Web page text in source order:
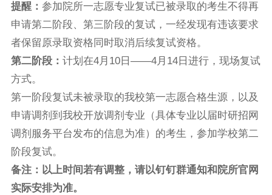
提醒： 参加院所一志愿专业复试已被录取的考生不得再
申请第二阶段、第三阶段的复试，一经发现有违该要求
者保留原录取资格同时取消后续复试资格。
第二阶段 ： 计划在4月10日——4月14日进行，现场复试
方式。
第一阶段复试未被录取的我校第一志愿合格生源，以及
申请调剂到我校开放调剂专业（具体专业以届时研招网
调剂服务平台发布的信息为准）的考生，参加学校第二
阶段复试。
备注：以上时间若有调整， 请以钉钉群通知和院所官网
实际安排为准。